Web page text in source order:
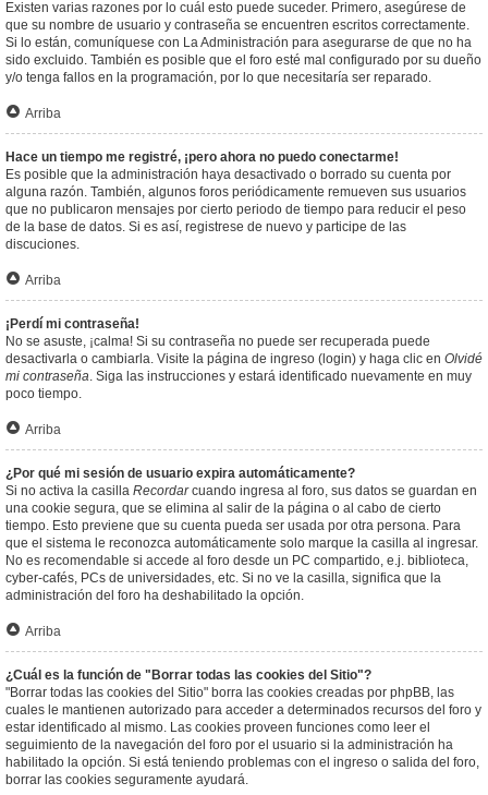
Existen varias razones por lo cuál esto puede suceder. Primero, asegúrese de
que su nombre de usuario y contraseña se encuentren escritos correctamente.
Si lo están, comuníquese con La Administración para asegurarse de que no ha
sido excluido. También es posible que el foro esté mal configurado por su dueño
y/o tenga fallos en la programación, por lo que necesitaría ser reparado.
Arriba
Hace un tiempo me registré, ¡pero ahora no puedo conectarme!
Es posible que la administración haya desactivado o borrado su cuenta por
alguna razón. También, algunos foros periódicamente remueven sus usuarios
que no publicaron mensajes por cierto periodo de tiempo para reducir el peso
de la base de datos. Si es así, registrese de nuevo y participe de las
discuciones.
Arriba
¡Perdí mi contraseña!
No se asuste, ¡calma! Si su contraseña no puede ser recuperada puede
desactivarla o cambiarla. Visite la página de ingreso (login) y haga clic en Olvidé
mi contraseña. Siga las instrucciones y estará identificado nuevamente en muy
poco tiempo.
Arriba
¿Por qué mi sesión de usuario expira automáticamente?
Si no activa la casilla Recordarcuando ingresa al foro, sus datos se guardan en
una cookie segura, que se elimina al salir de la página o al cabo de cierto
tiempo. Esto previene que su cuenta pueda ser usada por otra persona. Para
que el sistema le reconozca automáticamente solo marque la casilla al ingresar.
No es recomendable si accede al foro desde un PC compartido, e.j. biblioteca,
cyber-cafés, PCs de universidades, etc. Si no ve la casilla, significa que la
administración del foro ha deshabilitado la opción.
Arriba
¿Cuál es la función de "Borrar todas las cookies del Sitio"?
"Borrar todas las cookies del Sitio" borra las cookies creadas por phpBB, las
cuales le mantienen autorizado para acceder a determinados recursos del foro y
estar identificado al mismo. Las cookies proveen funciones como leer el
seguimiento de la navegación del foro por el usuario si la administración ha
habilitado la opción. Si está teniendo problemas con el ingreso o salida del foro,
borrar las cookies seguramente ayudará.